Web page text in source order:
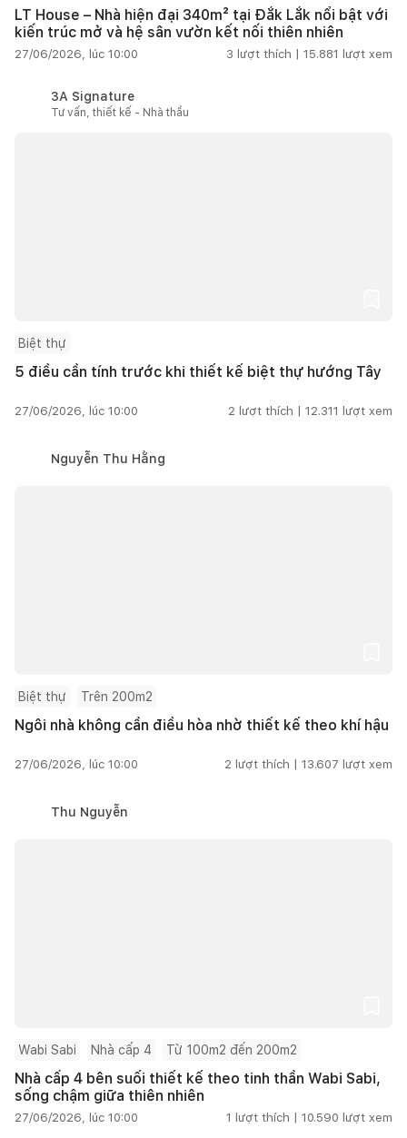
LT House – Nhà hiện đại 340m² tại Đắk Lắk nổi bật với
kiến trúc mở và hệ sân vườn kết nối thiên nhiên
27/06/2026, lúc 10:00 3 lượt thích | 15.881 lượt xem
3A Signature
Tư vấn, thiết kế - Nhà thầu
Biệt thự
5 điều cần tính trước khi thiết kế biệt thự hướng Tây
27/06/2026, lúc 10:00 2 lượt thích | 12.311 lượt xem
Nguyễn Thu Hằng
Biệt thự Trên 200m2
Ngôi nhà không cần điều hòa nhờ thiết kế theo khí hậu
27/06/2026, lúc 10:00 2 lượt thích | 13.607 lượt xem
Thu Nguyễn
Wabi Sabi Nhà cấp 4 Từ 100m2 đến 200m2
Nhà cấp 4 bên suối thiết kế theo tinh thần Wabi Sabi,
sống chậm giữa thiên nhiên
27/06/2026, lúc 10:00 1 lượt thích | 10.590 lượt xem